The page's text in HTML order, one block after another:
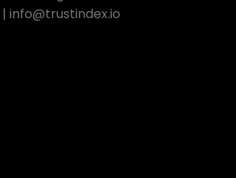
| info@trustindex.io